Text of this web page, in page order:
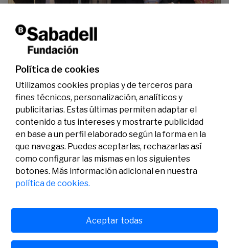
La Fundación Banco Sabadell reconoce a dos
investigadores en los ámbitos de la edición del
genoma y la energía limpia
07/07/2026 Premios
Legal
Aviso legal
Política de privacidad
Actividad
Convocatorias
Premios
Social
Política de cookies
Utilizamos cookies propias y de terceros para
fines técnicos, personalización, analíticos y
publicitarias. Estas últimas permiten adaptar el
contenido a tus intereses y mostrarte publicidad
en base a un perfil elaborado según la forma en la
que navegas. Puedes aceptarlas, rechazarlas así
como configurar las mismas en los siguientes
botones. Más información adicional en nuestra
política de cookies.
Aceptar todas